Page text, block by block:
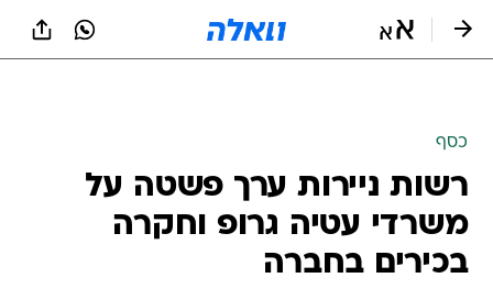
כסף
רשות ניירות ערך פשטה על
משרדי עטיה גרופ וחקרה
בכירים בחברה